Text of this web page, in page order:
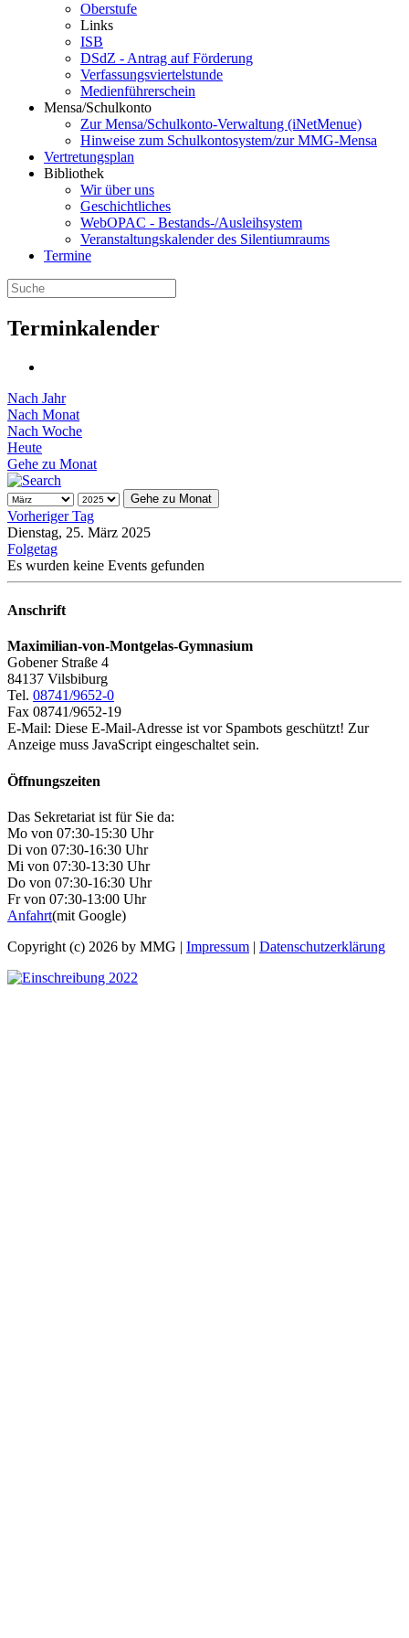
Oberstufe
Links
ISB
DSdZ - Antrag auf Förderung
Verfassungsviertelstunde
Medienführerschein
Mensa/Schulkonto
Zur Mensa/Schulkonto-Verwaltung (iNetMenue)
Hinweise zum Schulkontosystem/zur MMG-Mensa
Vertretungsplan
Bibliothek
Wir über uns
Geschichtliches
WebOPAC - Bestands-/Ausleihsystem
Veranstaltungskalender des Silentiumraums
Termine
Terminkalender
Nach Jahr
Nach Monat
Nach Woche
Heute
Gehe zu Monat
Gehe zu Monat
Vorheriger Tag
Dienstag, 25. März 2025
Folgetag
Es wurden keine Events gefunden
Anschrift
Maximilian-von-Montgelas-Gymnasium
Gobener Straße 4
84137 Vilsbiburg
Tel. 08741/9652-0
Fax 08741/9652-19
E-Mail: Diese E-Mail-Adresse ist vor Spambots geschützt! Zur
Anzeige muss JavaScript eingeschaltet sein.
Öffnungszeiten
Das Sekretariat ist für Sie da:
Mo von 07:30-15:30 Uhr
Di von 07:30-16:30 Uhr
Mi von 07:30-13:30 Uhr
Do von 07:30-16:30 Uhr
Fr von 07:30-13:00 Uhr
Anfahrt(mit Google)
Copyright (c) 2026 by MMG | Impressum | Datenschutzerklärung